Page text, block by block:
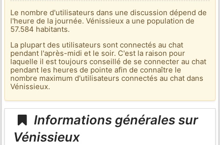
Le nombre d'utilisateurs dans une discussion dépend de
l'heure de la journée. Vénissieux a une population de
57.584 habitants.
La plupart des utilisateurs sont connectés au chat
pendant l'après-midi et le soir. C'est la raison pour
laquelle il est toujours conseillé de se connecter au chat
pendant les heures de pointe afin de connaître le
nombre maximum d'utilisateurs connectés au chat dans
Vénissieux.
Informations générales sur
Vénissieux